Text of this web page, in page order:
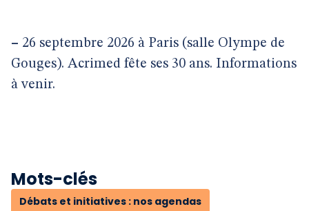
– 26 septembre 2026 à Paris (salle Olympe de
Gouges). Acrimed fête ses 30 ans. Informations
à venir.
Mots-clés
Débats et initiatives : nos agendas